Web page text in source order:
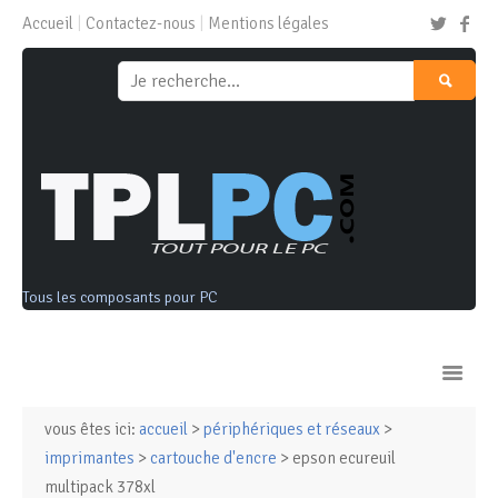
Accueil Contactez-nous Mentions légales
Tous les composants pour PC
Ordinateurs & Tablettes
vous êtes ici: accueil > périphériques et réseaux >
imprimantes > cartouche d'encre > epson ecureuil
multipack 378xl